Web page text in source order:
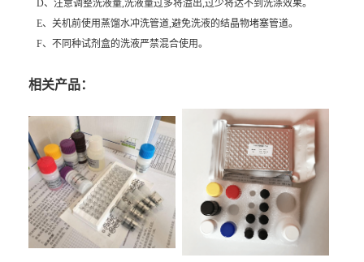
D、注意调整洗液量,洗液量过多将溢出,过少将达不到洗涤效果。
E、关机前使用蒸馏水冲洗管道,避免洗液的结晶物堵塞管道。
F、不同种试剂盒的洗液严禁混合使用。
相关产品：